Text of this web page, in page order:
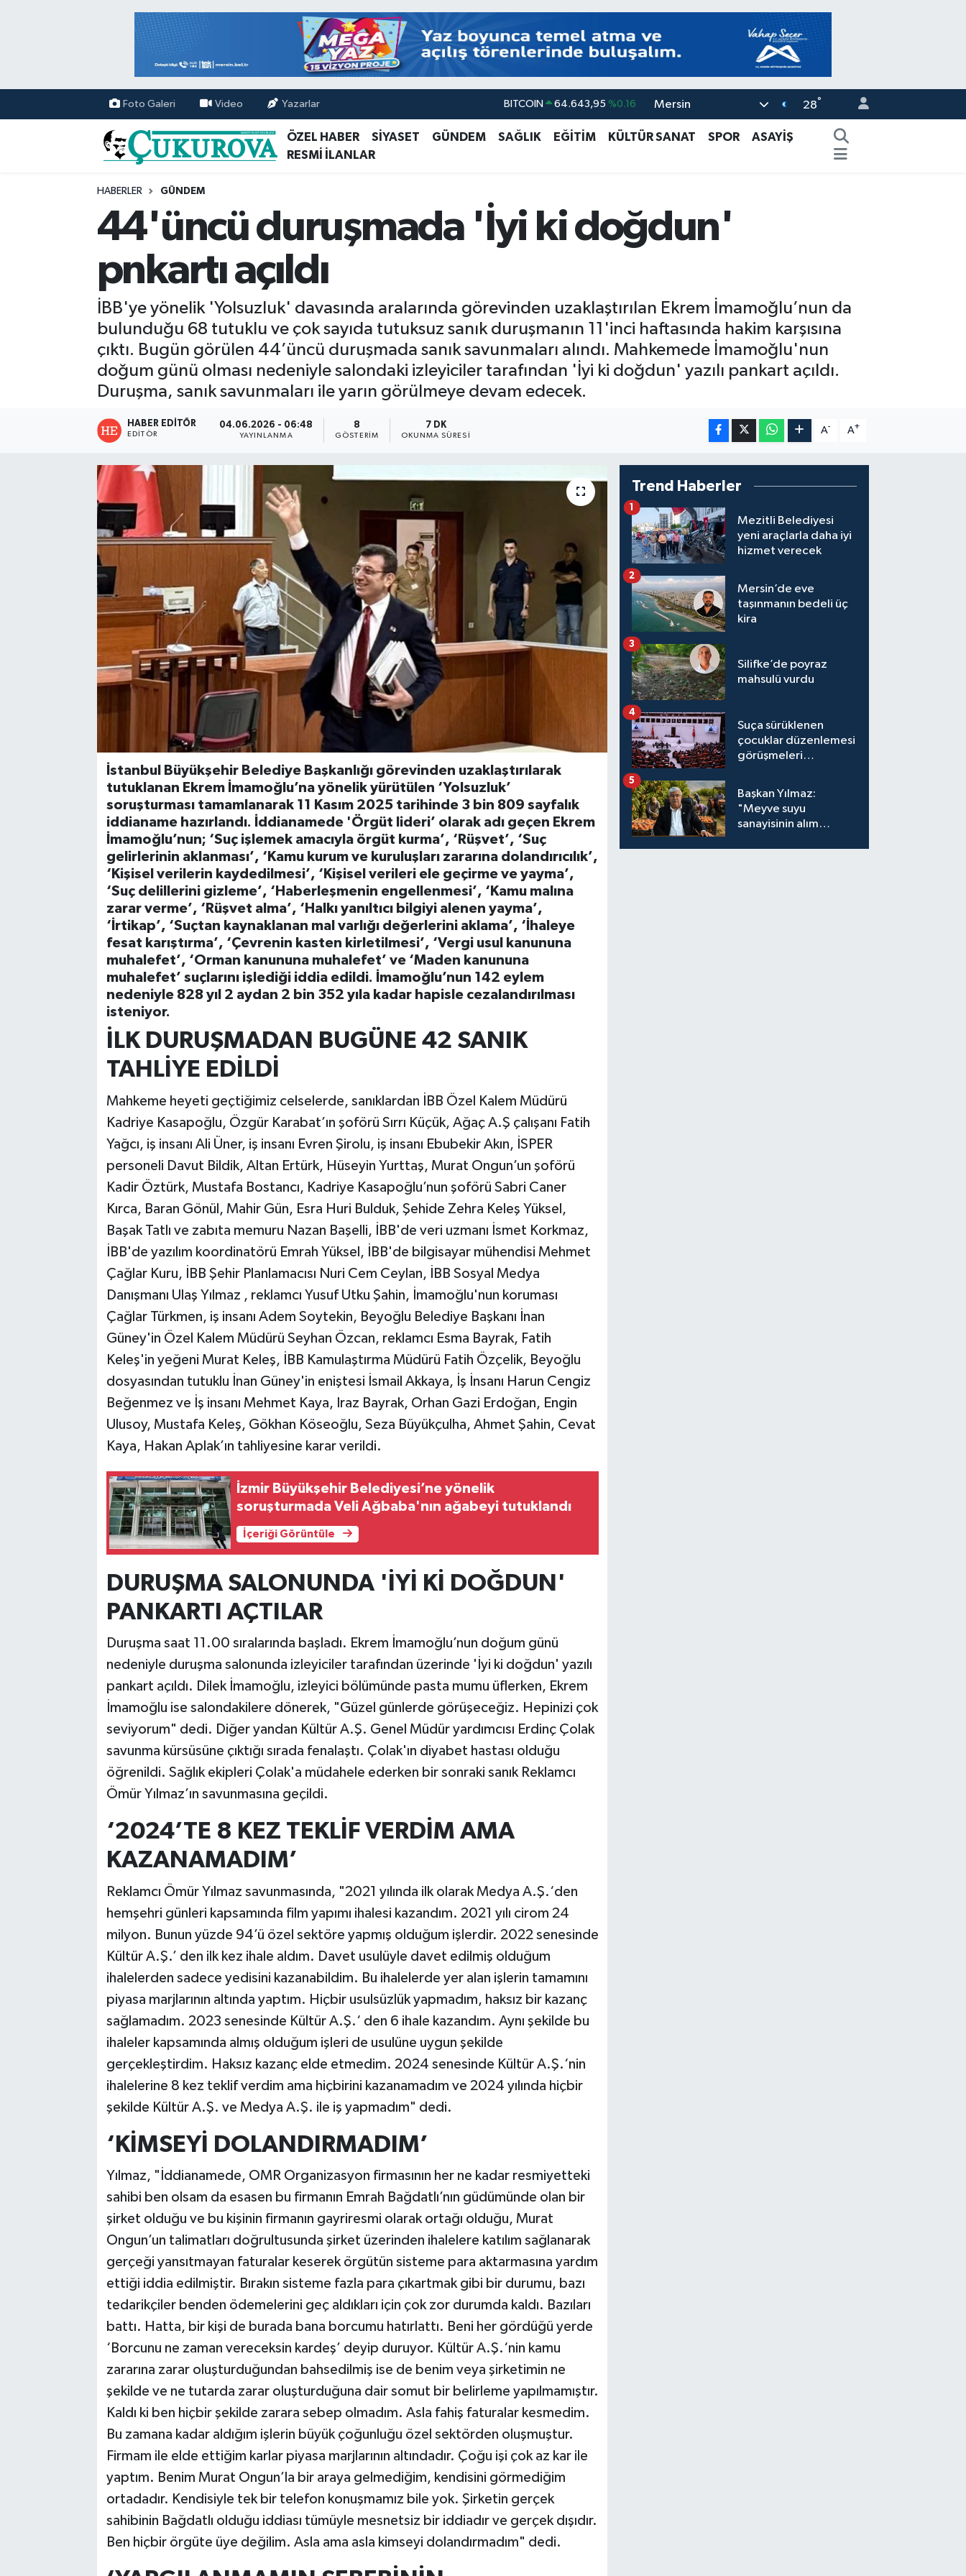
Foto Galeri Video Yazarlar DOLAR 47,6006 %0.06
EURO 55,0250 %0.02
BİST100
BITCOIN 64.643,95 %0.16
Mersin 28°
ÖZEL HABER SİYASET GÜNDEM SAĞLIK EĞİTİM KÜLTÜR SANAT SPOR
ASAYİŞ
RESMİ İLANLAR
HABERLER GÜNDEM
44'üncü duruşmada 'İyi ki doğdun'
pnkartı açıldı
İBB'ye yönelik 'Yolsuzluk' davasında aralarında görevinden uzaklaştırılan Ekrem İmamoğlu’nun da
bulunduğu 68 tutuklu ve çok sayıda tutuksuz sanık duruşmanın 11'inci haftasında hakim karşısına
çıktı. Bugün görülen 44’üncü duruşmada sanık savunmaları alındı. Mahkemede İmamoğlu'nun
doğum günü olması nedeniyle salondaki izleyiciler tarafından 'İyi ki doğdun' yazılı pankart açıldı.
Duruşma, sanık savunmaları ile yarın görülmeye devam edecek.
HABER EDITÖR
EDITÖR
04.06.2026 - 06:48
YAYINLANMA
8
GÖSTERIM
7 DK
OKUNMA SÜRESI
A- A+
İstanbul Büyükşehir Belediye Başkanlığı görevinden uzaklaştırılarak
tutuklanan Ekrem İmamoğlu’na yönelik yürütülen ‘Yolsuzluk’
soruşturması tamamlanarak 11 Kasım 2025 tarihinde 3 bin 809 sayfalık
iddianame hazırlandı. İddianamede 'Örgüt lideri’ olarak adı geçen Ekrem
İmamoğlu’nun; ‘Suç işlemek amacıyla örgüt kurma’, ‘Rüşvet’, ‘Suç
gelirlerinin aklanması’, ‘Kamu kurum ve kuruluşları zararına dolandırıcılık’,
‘Kişisel verilerin kaydedilmesi’, ‘Kişisel verileri ele geçirme ve yayma’,
‘Suç delillerini gizleme’, ‘Haberleşmenin engellenmesi’, ‘Kamu malına
zarar verme’, ‘Rüşvet alma’, ‘Halkı yanıltıcı bilgiyi alenen yayma’,
‘İrtikap’, ‘Suçtan kaynaklanan mal varlığı değerlerini aklama’, ‘İhaleye
fesat karıştırma’, ‘Çevrenin kasten kirletilmesi’, ‘Vergi usul kanununa
muhalefet’, ‘Orman kanununa muhalefet’ ve ‘Maden kanununa
muhalefet’ suçlarını işlediği iddia edildi. İmamoğlu’nun 142 eylem
nedeniyle 828 yıl 2 aydan 2 bin 352 yıla kadar hapisle cezalandırılması
isteniyor.
İLK DURUŞMADAN BUGÜNE 42 SANIK
TAHLİYE EDİLDİ
Mahkeme heyeti geçtiğimiz celselerde, sanıklardan İBB Özel Kalem Müdürü
Kadriye Kasapoğlu, Özgür Karabat’ın şoförü Sırrı Küçük, Ağaç A.Ş çalışanı Fatih
Yağcı, iş insanı Ali Üner, iş insanı Evren Şirolu, iş insanı Ebubekir Akın, İSPER
personeli Davut Bildik, Altan Ertürk, Hüseyin Yurttaş, Murat Ongun’un şoförü
Kadir Öztürk, Mustafa Bostancı, Kadriye Kasapoğlu’nun şoförü Sabri Caner
Kırca, Baran Gönül, Mahir Gün, Esra Huri Bulduk, Şehide Zehra Keleş Yüksel,
Başak Tatlı ve zabıta memuru Nazan Başelli, İBB'de veri uzmanı İsmet Korkmaz,
İBB'de yazılım koordinatörü Emrah Yüksel, İBB'de bilgisayar mühendisi Mehmet
Çağlar Kuru, İBB Şehir Planlamacısı Nuri Cem Ceylan, İBB Sosyal Medya
Danışmanı Ulaş Yılmaz , reklamcı Yusuf Utku Şahin, İmamoğlu'nun koruması
Çağlar Türkmen, iş insanı Adem Soytekin, Beyoğlu Belediye Başkanı İnan
Güney'in Özel Kalem Müdürü Seyhan Özcan, reklamcı Esma Bayrak, Fatih
Keleş'in yeğeni Murat Keleş, İBB Kamulaştırma Müdürü Fatih Özçelik, Beyoğlu
dosyasından tutuklu İnan Güney'in eniştesi İsmail Akkaya, İş İnsanı Harun Cengiz
Beğenmez ve İş insanı Mehmet Kaya, Iraz Bayrak, Orhan Gazi Erdoğan, Engin
Ulusoy, Mustafa Keleş, Gökhan Köseoğlu, Seza Büyükçulha, Ahmet Şahin, Cevat
Kaya, Hakan Aplak’ın tahliyesine karar verildi.
İzmir Büyükşehir Belediyesi’ne yönelik
soruşturmada Veli Ağbaba'nın ağabeyi tutuklandı
İçeriği Görüntüle
DURUŞMA SALONUNDA 'İYİ Kİ DOĞDUN'
PANKARTI AÇTILAR
Duruşma saat 11.00 sıralarında başladı. Ekrem İmamoğlu’nun doğum günü
nedeniyle duruşma salonunda izleyiciler tarafından üzerinde 'İyi ki doğdun' yazılı
pankart açıldı. Dilek İmamoğlu, izleyici bölümünde pasta mumu üflerken, Ekrem
İmamoğlu ise salondakilere dönerek, "Güzel günlerde görüşeceğiz. Hepinizi çok
seviyorum" dedi. Diğer yandan Kültür A.Ş. Genel Müdür yardımcısı Erdinç Çolak
savunma kürsüsüne çıktığı sırada fenalaştı. Çolak'ın diyabet hastası olduğu
öğrenildi. Sağlık ekipleri Çolak'a müdahele ederken bir sonraki sanık Reklamcı
Ömür Yılmaz’ın savunmasına geçildi.
‘2024’TE 8 KEZ TEKLİF VERDİM AMA
KAZANAMADIM’
Reklamcı Ömür Yılmaz savunmasında, "2021 yılında ilk olarak Medya A.Ş.‘den
hemşehri günleri kapsamında film yapımı ihalesi kazandım. 2021 yılı cirom 24
milyon. Bunun yüzde 94’ü özel sektöre yapmış olduğum işlerdir. 2022 senesinde
Kültür A.Ş.’ den ilk kez ihale aldım. Davet usulüyle davet edilmiş olduğum
ihalelerden sadece yedisini kazanabildim. Bu ihalelerde yer alan işlerin tamamını
piyasa marjlarının altında yaptım. Hiçbir usulsüzlük yapmadım, haksız bir kazanç
sağlamadım. 2023 senesinde Kültür A.Ş.‘ den 6 ihale kazandım. Aynı şekilde bu
ihaleler kapsamında almış olduğum işleri de usulüne uygun şekilde
gerçekleştirdim. Haksız kazanç elde etmedim. 2024 senesinde Kültür A.Ş.‘nin
ihalelerine 8 kez teklif verdim ama hiçbirini kazanamadım ve 2024 yılında hiçbir
şekilde Kültür A.Ş. ve Medya A.Ş. ile iş yapmadım" dedi.
‘KİMSEYİ DOLANDIRMADIM’
Yılmaz, "İddianamede, OMR Organizasyon firmasının her ne kadar resmiyetteki
sahibi ben olsam da esasen bu firmanın Emrah Bağdatlı’nın güdümünde olan bir
şirket olduğu ve bu kişinin firmanın gayriresmi olarak ortağı olduğu, Murat
Ongun’un talimatları doğrultusunda şirket üzerinden ihalelere katılım sağlanarak
gerçeği yansıtmayan faturalar keserek örgütün sisteme para aktarmasına yardım
ettiği iddia edilmiştir. Bırakın sisteme fazla para çıkartmak gibi bir durumu, bazı
tedarikçiler benden ödemelerini geç aldıkları için çok zor durumda kaldı. Bazıları
battı. Hatta, bir kişi de burada bana borcumu hatırlattı. Beni her gördüğü yerde
‘Borcunu ne zaman vereceksin kardeş’ deyip duruyor. Kültür A.Ş.‘nin kamu
zararına zarar oluşturduğundan bahsedilmiş ise de benim veya şirketimin ne
şekilde ve ne tutarda zarar oluşturduğuna dair somut bir belirleme yapılmamıştır.
Kaldı ki ben hiçbir şekilde zarara sebep olmadım. Asla fahiş faturalar kesmedim.
Bu zamana kadar aldığım işlerin büyük çoğunluğu özel sektörden oluşmuştur.
Firmam ile elde ettiğim karlar piyasa marjlarının altındadır. Çoğu işi çok az kar ile
yaptım. Benim Murat Ongun’la bir araya gelmediğim, kendisini görmediğim
ortadadır. Kendisiyle tek bir telefon konuşmamız bile yok. Şirketin gerçek
sahibinin Bağdatlı olduğu iddiası tümüyle mesnetsiz bir iddiadır ve gerçek dışıdır.
Ben hiçbir örgüte üye değilim. Asla ama asla kimseyi dolandırmadım" dedi.
Trend Haberler
Mezitli Belediyesi
yeni araçlarla daha iyi
hizmet verecek
1
Mersin’de eve
taşınmanın bedeli üç
kira
2
Silifke’de poyraz
mahsulü vurdu
3
Suça sürüklenen
çocuklar düzenlemesi
görüşmeleri
4
Başkan Yılmaz:
"Meyve suyu
sanayisinin alım
5
Mersin Nöbetçi Eczaneler
Mersin Hava Durumu
Mersin Namaz Vakitleri
Mersin Trafik Yoğunluk Haritası
Tüm Manşetler
Son Dakika Haberleri
Haber Arşivi